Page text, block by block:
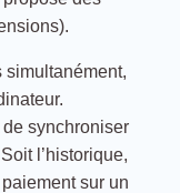
simultanément,
synchroniser
l’historique,
sur un